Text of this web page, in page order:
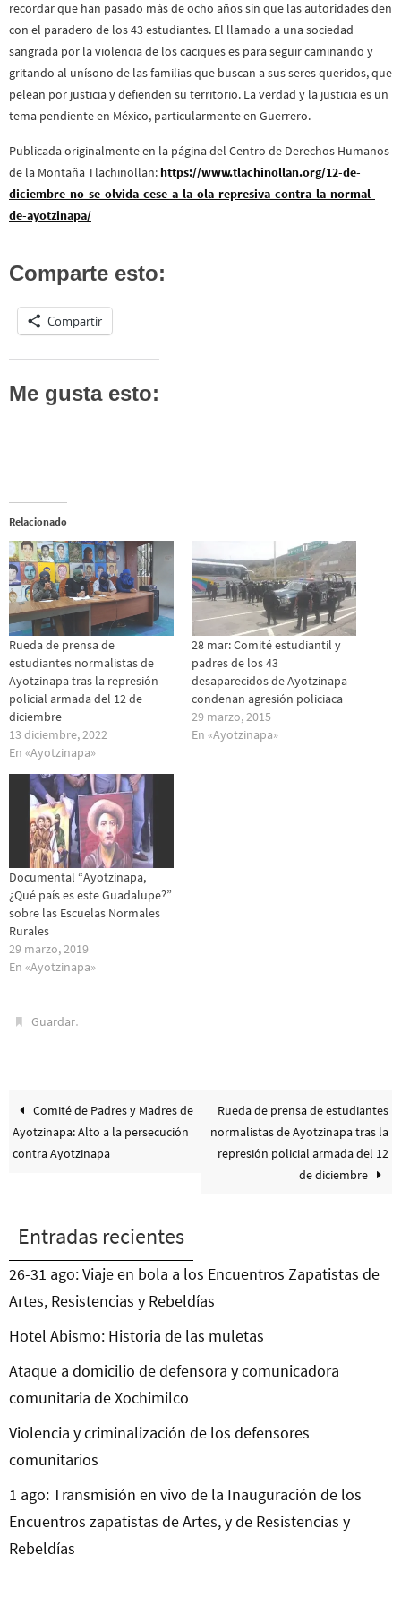
recordar que han pasado más de ocho años sin que las autoridades den
con el paradero de los 43 estudiantes. El llamado a una sociedad
sangrada por la violencia de los caciques es para seguir caminando y
gritando al unísono de las familias que buscan a sus seres queridos, que
pelean por justicia y defienden su territorio. La verdad y la justicia es un
tema pendiente en México, particularmente en Guerrero.
Publicada originalmente en la página del Centro de Derechos Humanos
de la Montaña Tlachinollan: https://www.tlachinollan.org/12-de-
diciembre-no-se-olvida-cese-a-la-ola-represiva-contra-la-normal-
de-ayotzinapa/
Comparte esto:
Compartir
Me gusta esto:
Relacionado
Rueda de prensa de
estudiantes normalistas de
Ayotzinapa tras la represión
policial armada del 12 de
diciembre
13 diciembre, 2022
En «Ayotzinapa»
28 mar: Comité estudiantil y
padres de los 43
desaparecidos de Ayotzinapa
condenan agresión policiaca
29 marzo, 2015
En «Ayotzinapa»
Documental “Ayotzinapa,
¿Qué país es este Guadalupe?”
sobre las Escuelas Normales
Rurales
29 marzo, 2019
En «Ayotzinapa»
Guardar.
Comité de Padres y Madres de
Ayotzinapa: Alto a la persecución
contra Ayotzinapa
Rueda de prensa de estudiantes
normalistas de Ayotzinapa tras la
represión policial armada del 12
de diciembre
Entradas recientes
26-31 ago: Viaje en bola a los Encuentros Zapatistas de
Artes, Resistencias y Rebeldías
Hotel Abismo: Historia de las muletas
Ataque a domicilio de defensora y comunicadora
comunitaria de Xochimilco
Violencia y criminalización de los defensores
comunitarios
1 ago: Transmisión en vivo de la Inauguración de los
Encuentros zapatistas de Artes, y de Resistencias y
Rebeldías